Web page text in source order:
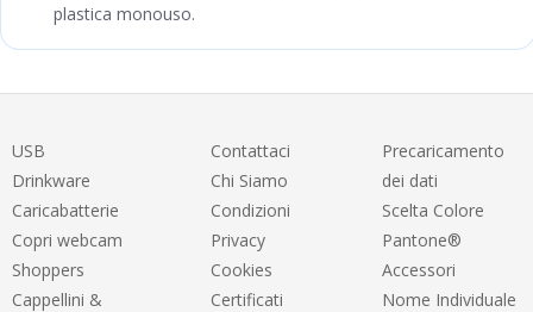
plastica monouso.
USB
Drinkware
Caricabatterie
Copri webcam
Shoppers
Cappellini &
Contattaci
Chi Siamo
Condizioni
Privacy
Cookies
Certificati
Precaricamento
dei dati
Scelta Colore
Pantone®
Accessori
Nome Individuale